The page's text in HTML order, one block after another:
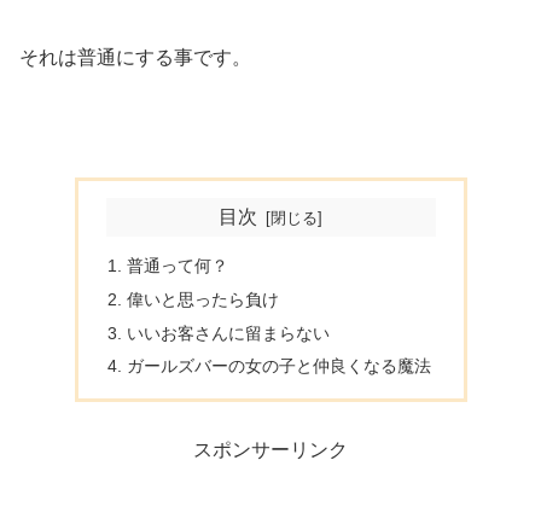
それは普通にする事です。
目次
普通って何？
偉いと思ったら負け
いいお客さんに留まらない
ガールズバーの女の子と仲良くなる魔法
スポンサーリンク